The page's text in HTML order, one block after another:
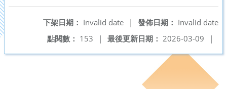
發佈日期： Invalid date
下架日期： Invalid date
|
最後更新日期： 2026-03-09 |
點閱數： 153 |